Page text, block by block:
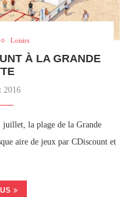
Loisirs
À LA GRANDE
2016
juillet, la plage de la Grande
aire de jeux par CDiscount et